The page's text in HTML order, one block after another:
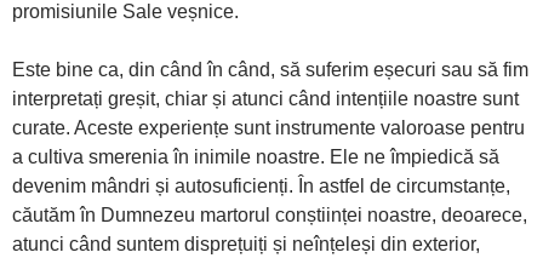
promisiunile Sale veșnice.
Este bine ca, din când în când, să suferim eșecuri sau să fim
interpretați greșit, chiar și atunci când intențiile noastre sunt
curate. Aceste experiențe sunt instrumente valoroase pentru
a cultiva smerenia în inimile noastre. Ele ne împiedică să
devenim mândri și autosuficienți. În astfel de circumstanțe,
căutăm în Dumnezeu martorul conștiinței noastre, deoarece,
atunci când suntem disprețuiți și neînțeleși din exterior,